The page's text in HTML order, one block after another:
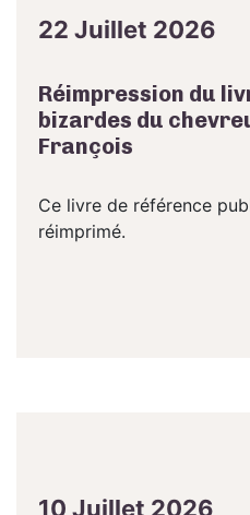
22 Juillet 2026
Réimpression du
bizardes du
François
Ce livre de référence
réimprimé.
10 Juillet 2026